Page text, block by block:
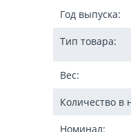
Год выпуска:
Тип товара:
Вес:
Количество в
Номинал: